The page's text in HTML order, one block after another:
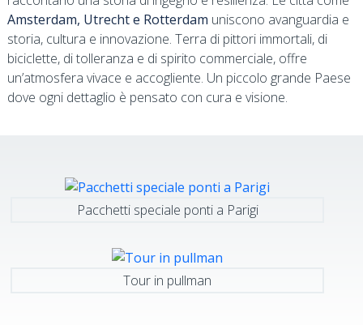
Amsterdam, Utrecht e Rotterdam uniscono avanguardia e
storia, cultura e innovazione. Terra di pittori immortali, di
biciclette, di tolleranza e di spirito commerciale, offre
un’atmosfera vivace e accogliente. Un piccolo grande Paese
dove ogni dettaglio è pensato con cura e visione.
Pacchetti speciale ponti a Parigi
Tour in pullman